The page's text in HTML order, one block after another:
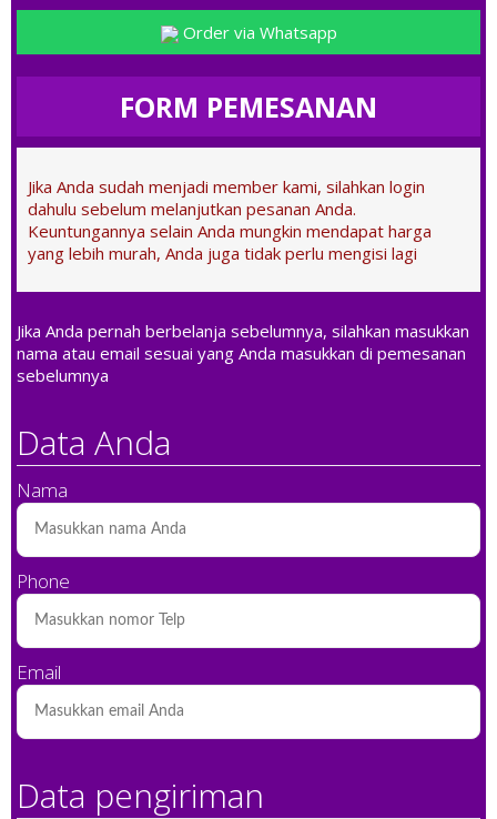
Order via Whatsapp
FORM PEMESANAN
Jika Anda sudah menjadi member kami, silahkan login
dahulu sebelum melanjutkan pesanan Anda.
Keuntungannya selain Anda mungkin mendapat harga
yang lebih murah, Anda juga tidak perlu mengisi lagi
Jika Anda pernah berbelanja sebelumnya, silahkan masukkan
nama atau email sesuai yang Anda masukkan di pemesanan
sebelumnya
Data Anda
Nama
Phone
Email
Data pengiriman